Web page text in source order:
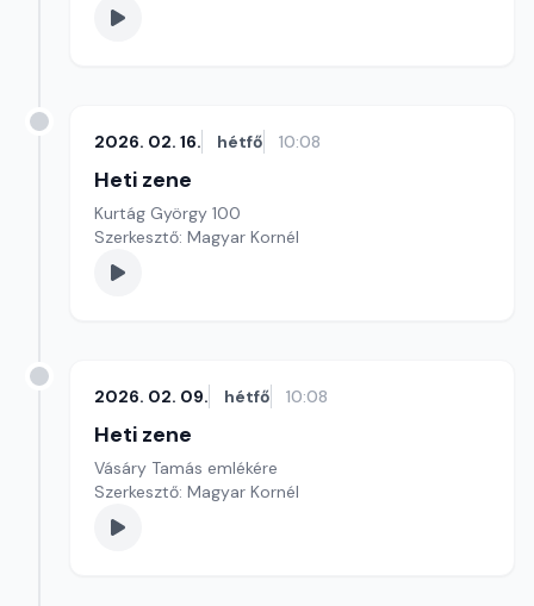
2026. 02. 16. hétfő 10:08
Heti zene
Kurtág György 100
Szerkesztő: Magyar Kornél
2026. 02. 09. hétfő 10:08
Heti zene
Vásáry Tamás emlékére
Szerkesztő: Magyar Kornél